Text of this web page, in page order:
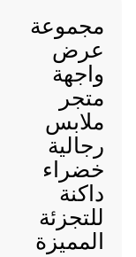
مجموعة
عرض
واجهة
متجر
ملابس
رجالية
خضراء
داكنة
للتجزئة
المميزة